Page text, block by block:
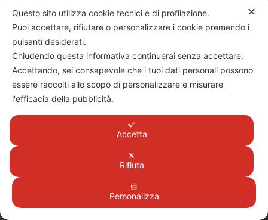
WINtheBANK s.r.l.
Novara
CF/PI 02500460031 - REA/NO 240200
Capitale Sociale: 10'000€
Commercialista, vuoi scoprire altri articoli su
come dialogare al meglio con gli imprenditori ?
✕
Questo sito utilizza cookie tecnici e di profilazione.
Puoi accettare, rifiutare o personalizzare i cookie premendo i
pulsanti desiderati.
Chiudendo questa informativa continuerai senza accettare.
Accettando, sei consapevole che i tuoi dati personali possono
essere raccolti allo scopo di personalizzare e misurare
l'efficacia della pubblicità.
Accetta
Rifiuta
Personalizza